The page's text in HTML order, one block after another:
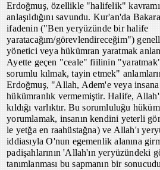
Erdoğmuş, özellikle "halifelik"
anlaşıldığını savundu. Kur'an'da
ifadenin ("Ben yeryüzünde bir halife
yaratacağım/görevlendireceğim")
yönetici veya hükümran yaratmak
Ayette geçen "ceale" fiilinin
sorumlu kılmak, tayin etmek"
Erdoğmuş, "Allah, Adem'e veya
hükümranlık vermemiştir. Halife,
kıldığı varlıktır. Bu sorumluluğu
yorumlamak, insanın kendini yeterli
le yetğa en raahüstağna) ve Allah'ı
iddiasıyla O'nun egemenlik alanına
padişahlarının 'Allah'ın yeryüzündeki
tanımlanması bu sapmanın bir